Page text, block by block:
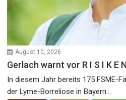
August 10, 2026
Gerlach warnt vor R I S I K E
In diesem Jahr bereits 175 FSME-
der Lyme-Borreliose in Bayern...